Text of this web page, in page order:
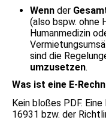
Wenn der
(also bspw. ohne
Humanmedizin
sind die
umzusetzen.
Was ist eine E-
Kein bloßes PDF.
16931 bzw. der